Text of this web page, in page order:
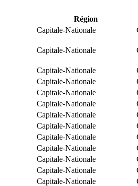
Région
Capitale-Nationale
Capitale-Nationale
Capitale-Nationale
Capitale-Nationale
Capitale-Nationale
Capitale-Nationale
Capitale-Nationale
Capitale-Nationale
Capitale-Nationale
Capitale-Nationale
Capitale-Nationale
Capitale-Nationale
Capitale-Nationale